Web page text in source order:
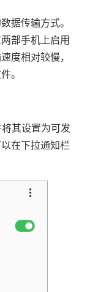
据传输方式。
部手机上启用
度相对较慢，
。
其设置为可发
在下拉通知栏